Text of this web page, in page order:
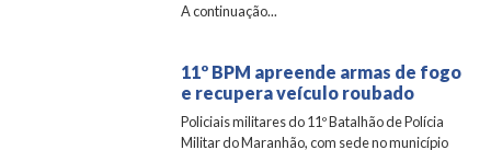
A continuação...
11º BPM apreende armas de fogo
e recupera veículo roubado
Policiais militares do 11º Batalhão de Polícia
Militar do Maranhão, com sede no município